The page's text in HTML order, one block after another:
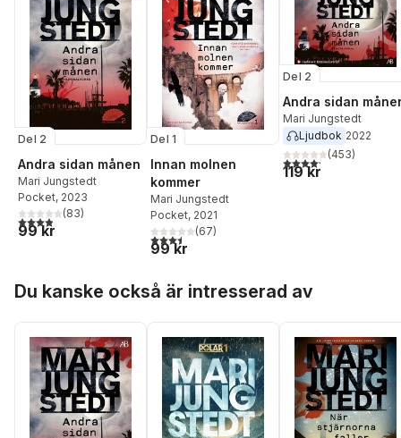
Del 2
Andra sidan månen
Mari Jungstedt
Pocket, 2023
3,9utav 5 stjärnor. Totalt antal röster:
(83)
99 kr
Del 1
Innan molnen
kommer
Mari Jungstedt
Pocket, 2021
3,5utav 5 stjärnor. Totalt antal röster:
(67)
99 kr
Del 2
Andra sidan
Mari Jungstedt
Ljudbok 2022
4,2utav 5 stjärnor.
(453)
119 kr
Du kanske också är intresserad av